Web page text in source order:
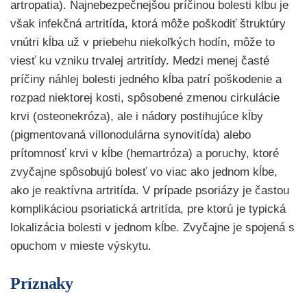
artropatia). Najnebezpečnejšou príčinou bolesti kĺbu je
však infekčná artritída, ktorá môže poškodiť štruktúry
vnútri kĺba už v priebehu niekoľkých hodín, môže to
viesť ku vzniku trvalej artritídy. Medzi menej časté
príčiny náhlej bolesti jedného kĺba patrí poškodenie a
rozpad niektorej kosti, spôsobené zmenou cirkulácie
krvi (osteonekróza), ale i nádory postihujúce kĺby
(pigmentovaná villonodulárna synovitída) alebo
prítomnosť krvi v kĺbe (hemartróza) a poruchy, ktoré
zvyčajne spôsobujú bolesť vo viac ako jednom kĺbe,
ako je reaktívna artritída. V prípade psoriázy je častou
komplikáciou psoriatická artritída, pre ktorú je typická
lokalizácia bolesti v jednom kĺbe. Zvyčajne je spojená s
opuchom v mieste výskytu.
Príznaky